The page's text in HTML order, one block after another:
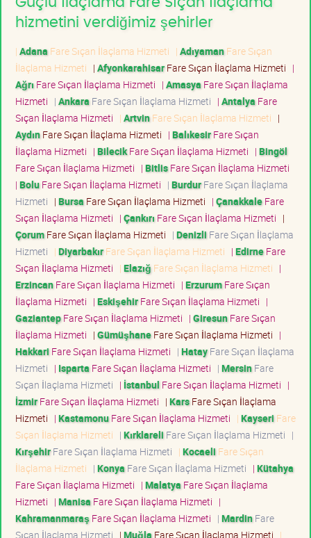
hizmetini verdiğimiz şehirler
| Adana Fare Sıçan İlaçlama Hizmeti | AdıyamanFare Sıçan
İlaçlama Hizmeti | AfyonkarahisarFare Sıçan İlaçlama Hizmeti |
Ağrı Fare Sıçan İlaçlama Hizmeti | Amasya Fare Sıçan İlaçlama
Hizmeti | Ankara Fare Sıçan İlaçlama Hizmeti | Antalya Fare
Sıçan İlaçlama Hizmeti | ArtvinFare Sıçan İlaçlama Hizmeti |
AydınFare Sıçan İlaçlama Hizmeti | BalıkesirFare Sıçan
İlaçlama Hizmeti | BilecikFare Sıçan İlaçlama Hizmeti | Bingöl
Fare Sıçan İlaçlama Hizmeti | BitlisFare Sıçan İlaçlama Hizmeti
| BoluFare Sıçan İlaçlama Hizmeti | BurdurFare Sıçan İlaçlama
Hizmeti | Bursa Fare Sıçan İlaçlama Hizmeti | ÇanakkaleFare
Sıçan İlaçlama Hizmeti | Çankırı Fare Sıçan İlaçlama Hizmeti |
ÇorumFare Sıçan İlaçlama Hizmeti | Denizli Fare Sıçan İlaçlama
Hizmeti | DiyarbakırFare Sıçan İlaçlama Hizmeti | EdirneFare
Sıçan İlaçlama Hizmeti | Elazığ Fare Sıçan İlaçlama Hizmeti |
ErzincanFare Sıçan İlaçlama Hizmeti | ErzurumFare Sıçan
İlaçlama Hizmeti | EskişehirFare Sıçan İlaçlama Hizmeti |
GaziantepFare Sıçan İlaçlama Hizmeti | GiresunFare Sıçan
İlaçlama Hizmeti | GümüşhaneFare Sıçan İlaçlama Hizmeti |
Hakkari Fare Sıçan İlaçlama Hizmeti | HatayFare Sıçan İlaçlama
Hizmeti | Isparta Fare Sıçan İlaçlama Hizmeti | MersinFare
Sıçan İlaçlama Hizmeti | İstanbul Fare Sıçan İlaçlama Hizmeti |
İzmirFare Sıçan İlaçlama Hizmeti | KarsFare Sıçan İlaçlama
Hizmeti | KastamonuFare Sıçan İlaçlama Hizmeti | Kayseri Fare
Sıçan İlaçlama Hizmeti | Kırklareli Fare Sıçan İlaçlama Hizmeti |
KırşehirFare Sıçan İlaçlama Hizmeti | Kocaeli Fare Sıçan
İlaçlama Hizmeti | Konya Fare Sıçan İlaçlama Hizmeti | Kütahya
Fare Sıçan İlaçlama Hizmeti | Malatya Fare Sıçan İlaçlama
Hizmeti | Manisa Fare Sıçan İlaçlama Hizmeti |
Kahramanmaraş Fare Sıçan İlaçlama Hizmeti | MardinFare
Sıçan İlaçlama Hizmeti | Muğla Fare Sıçan İlaçlama Hizmeti |